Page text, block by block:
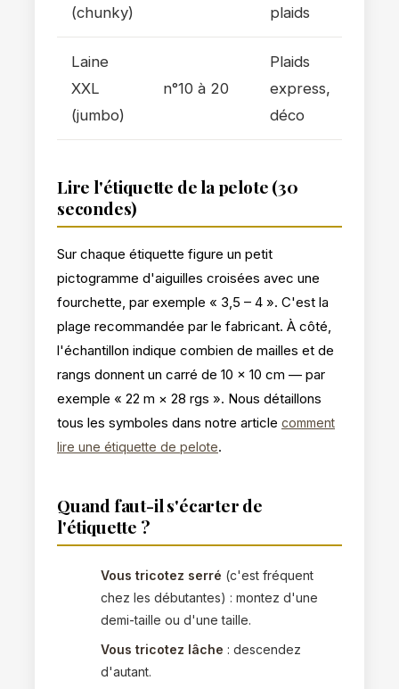
(chunky)
plaids
Laine
XXL
(jumbo)
n°10 à 20
Plaids
express,
déco
Lire l'étiquette de la pelote (30
secondes)
Sur chaque étiquette figure un petit
pictogramme d'aiguilles croisées avec une
fourchette, par exemple « 3,5 – 4 ». C'est la
plage recommandée par le fabricant. À côté,
l'échantillon indique combien de mailles et de
rangs donnent un carré de 10 × 10 cm — par
exemple « 22 m × 28 rgs ». Nous détaillons
tous les symboles dans notre article comment
lire une étiquette de pelote.
Quand faut-il s'écarter de
l'étiquette ?
Vous tricotez serré (c'est fréquent
chez les débutantes) : montez d'une
demi-taille ou d'une taille.
Vous tricotez lâche : descendez
d'autant.